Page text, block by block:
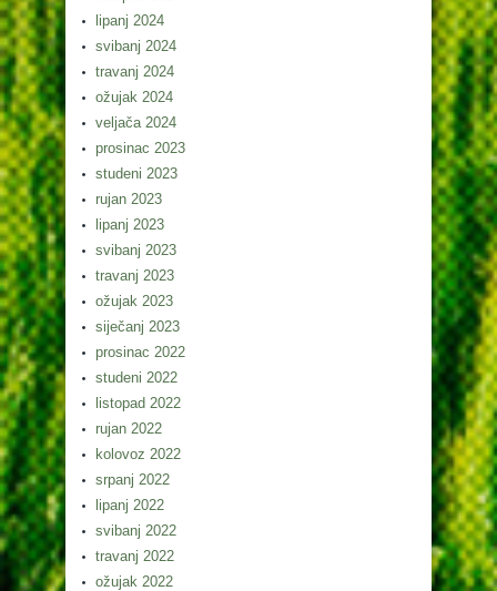
lipanj 2024
svibanj 2024
travanj 2024
ožujak 2024
veljača 2024
prosinac 2023
studeni 2023
rujan 2023
lipanj 2023
svibanj 2023
travanj 2023
ožujak 2023
siječanj 2023
prosinac 2022
studeni 2022
listopad 2022
rujan 2022
kolovoz 2022
srpanj 2022
lipanj 2022
svibanj 2022
travanj 2022
ožujak 2022